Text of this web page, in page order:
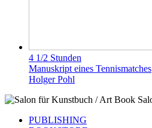
4 1/2 Stunden
Manuskript eines Tennismatches
Holger Pohl
PUBLISHING